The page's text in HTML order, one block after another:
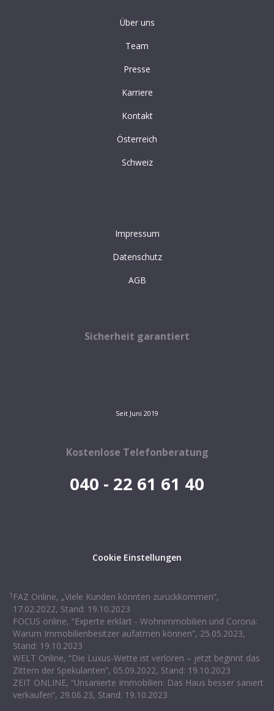
Über uns
Team
Presse
Karriere
Kontakt
Österreich
Schweiz
Impressum
Datenschutz
AGB
Kostenlose Telefonberatung
040 - 22 61 61 40
Sicherheit garantiert
Seit Juni 2019
Cookie Einstellungen
1 FAZ Online, „Viele Kunden könnten zurückkommen“,
17.02.2022, Stand: 19.10.2023
FOCUS online, “Experte erklärt - Wohnimmobilien und Corona:
Warum Immobilienbesitzer aufatmen können”, 25.05.2023,
Stand: 19.10.2023
WELT Online, “Die Luxus-Wette ist verloren – jetzt beginnt das
Zittern der Spekulanten”, 05.09.2022, Stand: 19.10.2023
ZEIT ONLINE, “Unsanierte Immobilien: Das Haus besser saniert
verkaufen”, 29.06.23, Stand: 19.10.2023